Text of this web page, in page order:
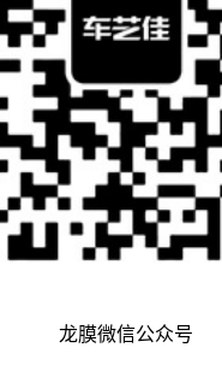
龙膜微信公众号